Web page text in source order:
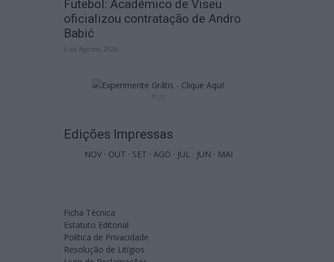
Futebol: Académico de Viseu
oficializou contratação de Andro
Babić
6 de Agosto, 2026
Edições Impressas
NOV · OUT · SET · AGO · JUL · JUN · MAI
Ficha Técnica
Estatuto Editorial
Política de Privacidade
Resolução de Litígios